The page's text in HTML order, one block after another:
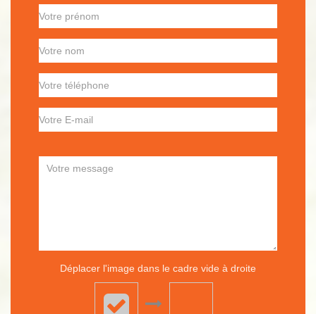
Déplacer l'image dans le cadre vide à droite